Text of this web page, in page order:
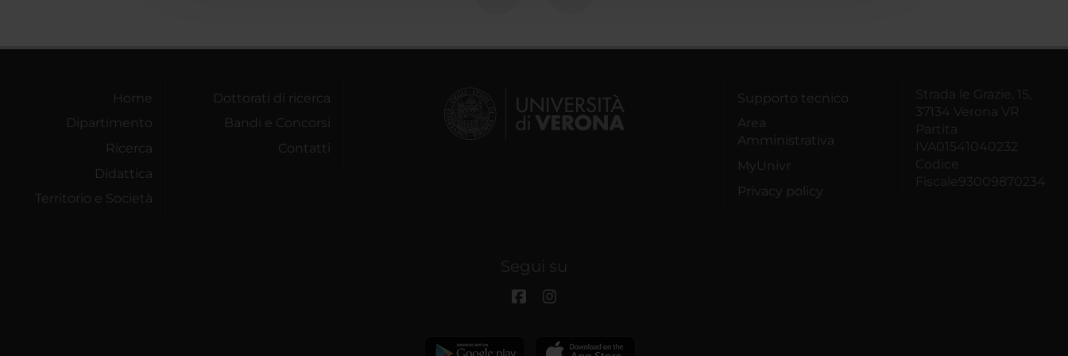
Home
Dipartimento
Ricerca
Didattica
Territorio e Società
Dottorati di ricerca
Bandi e Concorsi
Contatti
Supporto tecnico
Area
Amministrativa
MyUnivr
Privacy policy
Strada le Grazie, 15,
37134 Verona VR
Partita
IVA01541040232
Codice
Fiscale93009870234
Segui su